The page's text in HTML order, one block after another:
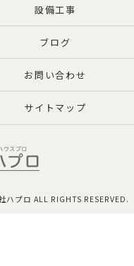
設備工事
ブログ
お問い合わせ
サイトマップ
プロ ALL RIGHTS RESERVED.